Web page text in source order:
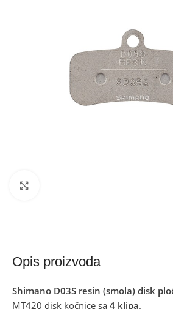
Opis proizvoda
Shimano D03S resin (smola) disk pl
MT420 disk kočnice sa 4 klipa.